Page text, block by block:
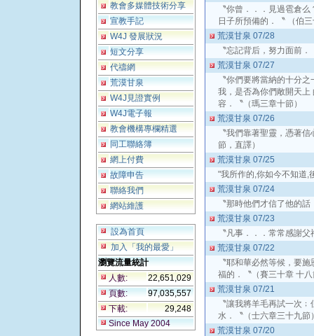
教會多媒體技術分享
宣教手記
W4J 發展狀況
短文分享
代禱網
荒漠甘泉
W4J見證實例
W4J電子報
教會機構專欄精選
同工聯絡簿
網上付費
故障申告
聯絡我們
網站維護
設為首頁
加入「我的最愛」
瀏覽流量統計
人數:
22,651,029
頁數:
97,035,557
下載:
29,248
Since May 2004
〝你曾．．．見過雹倉
日子所預備的．〝 （伯
荒漠甘泉 07/28
〝忘記背后，努力面前
荒漠甘泉 07/27
〝你們要將當納的十分
我，是否為你們敞開天上
容．〝（瑪三章十節）
荒漠甘泉 07/26
〝我們靠著聖靈，憑著
節，直譯）
荒漠甘泉 07/25
"我所作的,你如今不知道,
荒漠甘泉 07/24
〝那時他們才信了他的
荒漠甘泉 07/23
〝凡事．．．常常感謝
荒漠甘泉 07/22
〝耶和華必然等候，要
福的．〝（賽三十章 十
荒漠甘泉 07/21
〝讓我將羊毛再試一次
水．〝（士六章三十九節
荒漠甘泉 07/20